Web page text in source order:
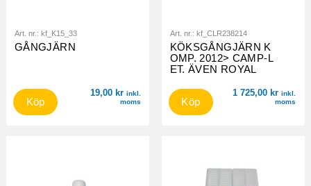
Art. nr.: kf_K15_33
GÅNGJÄRN
19,00 kr inkl.
moms
Köp
Art. nr.: kf_CLR238214
KÖKSGÅNGJÄRN K
OMP. 2012> CAMP-L
ET. ÄVEN ROYAL
1 725,00 kr inkl.
moms
Köp